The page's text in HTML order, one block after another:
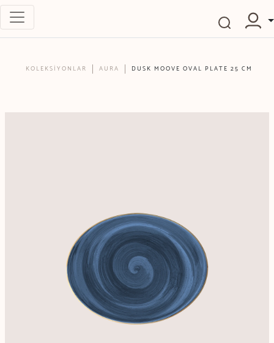
KOLEKSİYONLAR AURA DUSK MOOVE OVAL PLATE 25 CM